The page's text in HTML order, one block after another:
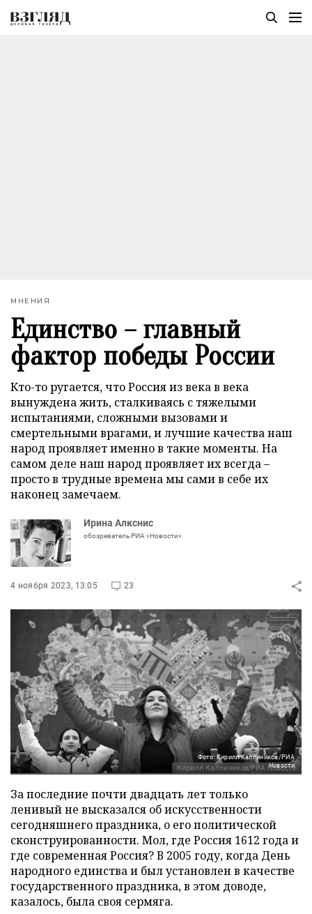
МНЕНИЯ
Единство – главный
фактор победы России
Кто-то ругается, что Россия из века в века
вынуждена жить, сталкиваясь с тяжелыми
испытаниями, сложными вызовами и
смертельными врагами, и лучшие качества наш
народ проявляет именно в такие моменты. На
самом деле наш народ проявляет их всегда –
просто в трудные времена мы сами в себе их
наконец замечаем.
Ирина Алкснис
обозреватель РИА «Новости»
4 ноября 2023, 13:05 23
Фото: Кирилл Каллиников/РИА
Новости
За последние почти двадцать лет только
ленивый не высказался об искусственности
сегодняшнего праздника, о его политической
сконструированности. Мол, где Россия 1612 года и
где современная Россия? В 2005 году, когда День
народного единства и был установлен в качестве
государственного праздника, в этом доводе,
казалось, была своя сермяга.